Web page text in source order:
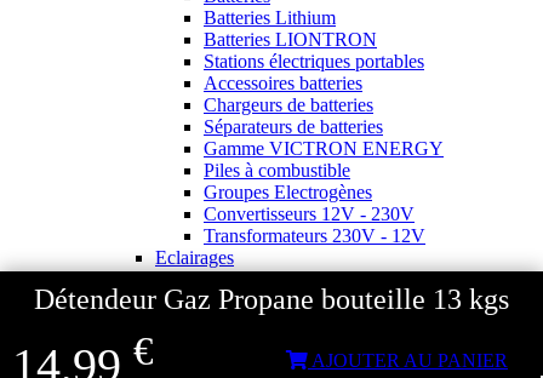
Détendeur Gaz Propane bouteille 13 kgs
14,99 € AJOUTER AU PANIER
Batteries Lithium
Batteries LIONTRON
Stations électriques portables
Accessoires batteries
Chargeurs de batteries
Séparateurs de batteries
Gamme VICTRON ENERGY
Piles à combustible
Groupes Electrogènes
Convertisseurs 12V - 230V
Transformateurs 230V - 12V
Eclairages
Ampoules à LEDS
Eclairage portatif et piles